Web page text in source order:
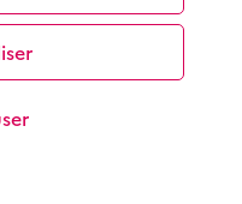
un article, un